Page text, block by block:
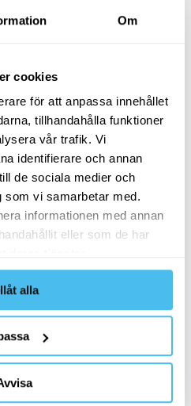
Om
cookies
för att anpassa innehållet
tillhandahålla funktioner
vår trafik. Vi
identifierare och annan
de sociala medier och
som vi samarbetar med.
informationen med annan
eller som de har
alla
VASS behandlar mina
VASS kan skicka e-post